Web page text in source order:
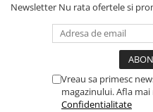
Newsletter Nu rata ofertele si
Vreau sa primesc
magazinului. Afla
Confidentialitate